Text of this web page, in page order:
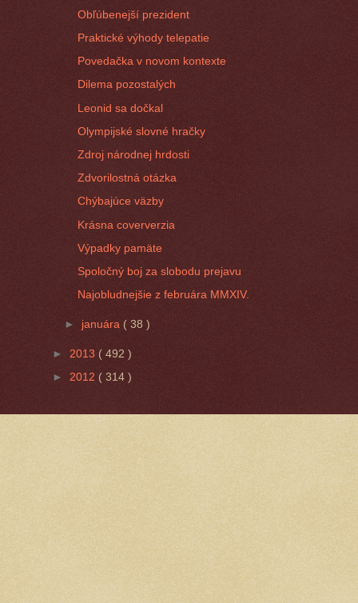
Obľúbenejší prezident
Praktické výhody telepatie
Povedačka v novom kontexte
Dilema pozostalých
Leonid sa dočkal
Olympijské slovné hračky
Zdroj národnej hrdosti
Zdvorilostná otázka
Chýbajúce väzby
Krásna coververzia
Výpadky pamäte
Spoločný boj za slobodu prejavu
Najobludnejšie z februára MMXIV.
► januára( 38 )
► 2013 ( 492 )
► 2012 ( 314 )